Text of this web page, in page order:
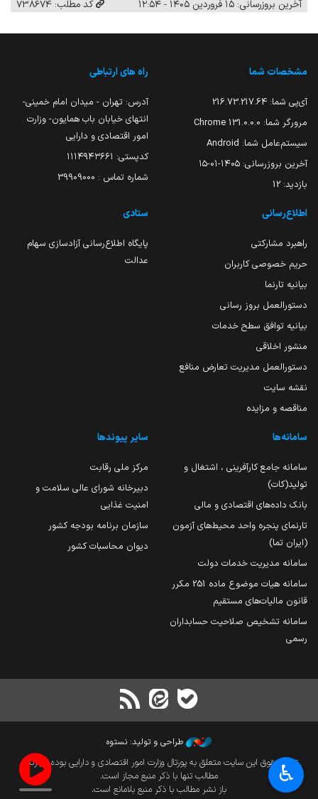
آخرین بروزرسانی: ۱۵ فروردین ۱۴۰۵ - ۱۲:۵۴
کد مطلب: 738674
مشخصات شما
آی‌پی شما: 216.73.217.64
مرورگر شما: 131.0.0.0 Chrome
سیستم‌عامل شما: Android
آخرین بروزرسانی: ۱۴۰۵-۰۱-۱۵
بازدید: 12
راه های ارتباطی
آدرس: تهران - میدان امام خمینی-
انتهای خیابان باب همایون- وزارت
امور اقتصادی و دارایی
کدپستی: ۱۱۱۴۹۴۳۶۶۱
شماره تماس : 39909000
اطلاع‌رسانی
راهبرد مشارکتی
حریم خصوصی کاربران
بیانیه تارنما
دستورالعمل بروز رسانی
بیانیه توافق سطح خدمات
منشور اخلاقی
دستورالعمل مدیریت تعارض منافع
نقشه سایت
مناقصه و مزایده
ستادی
پایگاه اطلاع‌رسانی آزادسازی سهام
عدالت
سامانه‌ها
سامانه جامع کارآفرینی ، اشتغال و
تولید(کات)
بانک داده‌های اقتصادی و مالی
تارنمای پنجره واحد محیط‌های آزمون
(ایران تما)
سامانه مدیریت خدمات دولت
سامانه هیات موضوع ماده 251 مکرر
قانون مالیات‌های مستقیم
سامانه تشخیص صلاحیت حسابداران
رسمی
سایر پیوندها
مرکز ملی رقابت
دبیرخانه شورای عالی سلامت و
امنیت غذایی
سازمان برنامه بودجه کشور
دیوان محاسبات کشور
طراحی و تولید: نستوه
تمام حقوق این سایت متعلق به پورتال وزارت امور اقتصادی و دارایی بوده و بازنشر
مطالب تنها با ذکر منبع مجاز است.
باز نشر مطالب با ذکر منبع بلامانع است.
♿︎